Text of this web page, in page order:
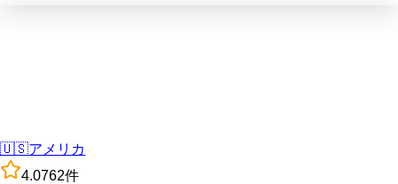
🇺🇸アメリカ
4.0762件